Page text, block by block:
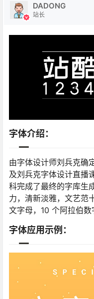
DADONG
站长
字体介绍：
由字体设计师刘兵克确
及刘兵克字体设计直播
科完成了最终的字库生
力，清新淡雅，文艺范
文字母，10 个阿拉伯数
字体应用示例：